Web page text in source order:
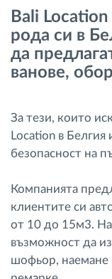
Управление
Планиране
Автоматична
Разберете за
Как
флота
Bali
рода си в
да
ванове,
За тези, които
Location в
безопасност на
Компанията
клиентите си
от 10 до 15м3. На
възможност да
шофьор, наемане